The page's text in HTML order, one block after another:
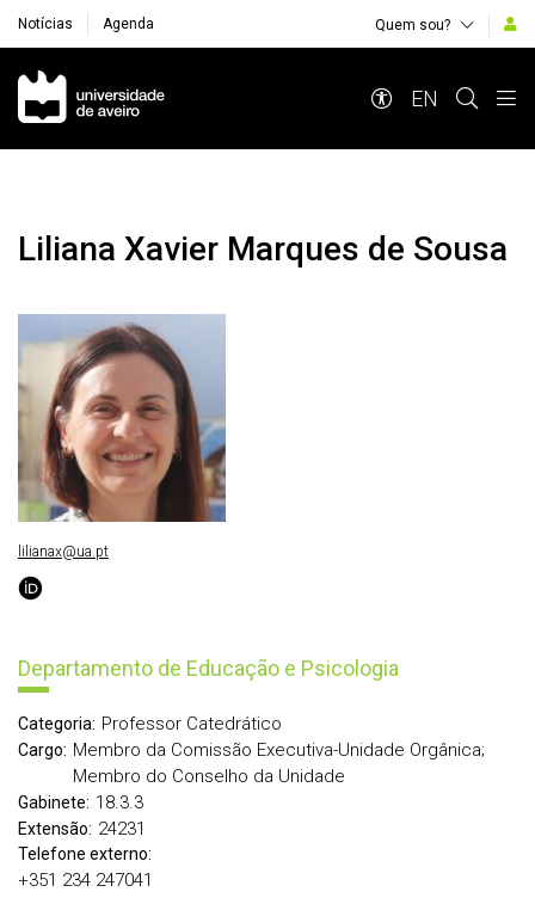
Notícias Agenda Quem sou?
Navegação Principal
EN
Liliana Xavier Marques de Sousa
Departamento de Educação e Psicologia
Categoria: Professor Catedrático
Cargo: Membro da Comissão Executiva-Unidade Orgânica;
Membro do Conselho da Unidade
Gabinete: 18.3.3
Extensão: 24231
Telefone externo:
+351 234 247041
lilianax@ua.pt